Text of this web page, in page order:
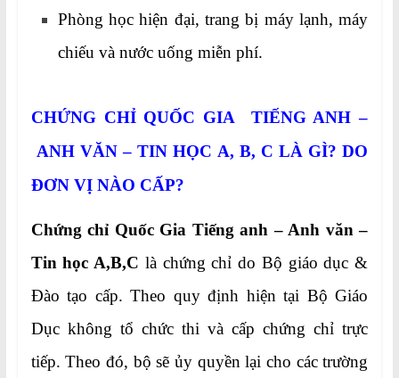
Phòng học hiện đại, trang bị máy lạnh, máy
chiếu và nước uống miễn phí.
CHỨNG CHỈ QUỐC GIA TIẾNG ANH –
ANH VĂN – TIN HỌC A, B, C LÀ GÌ? DO
ĐƠN VỊ NÀO CẤP?
Chứng chỉ Quốc Gia Tiếng anh – Anh văn –
Tin học A,B,C là chứng chỉ do Bộ giáo dục &
Đào tạo cấp. Theo quy định hiện tại Bộ Giáo
Dục không tổ chức thi và cấp chứng chỉ trực
tiếp. Theo đó, bộ sẽ ủy quyền lại cho các trường